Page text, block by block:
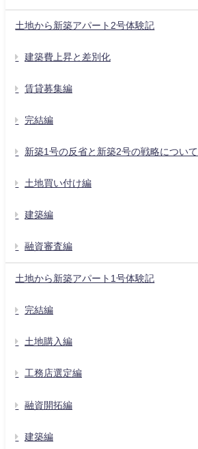
土地から新築アパート2号体験記
建築費上昇と差別化
賃貸募集編
完結編
新築1号の反省と新築2号の戦略について
土地買い付け編
建築編
融資審査編
土地から新築アパート1号体験記
完結編
土地購入編
工務店選定編
融資開拓編
建築編